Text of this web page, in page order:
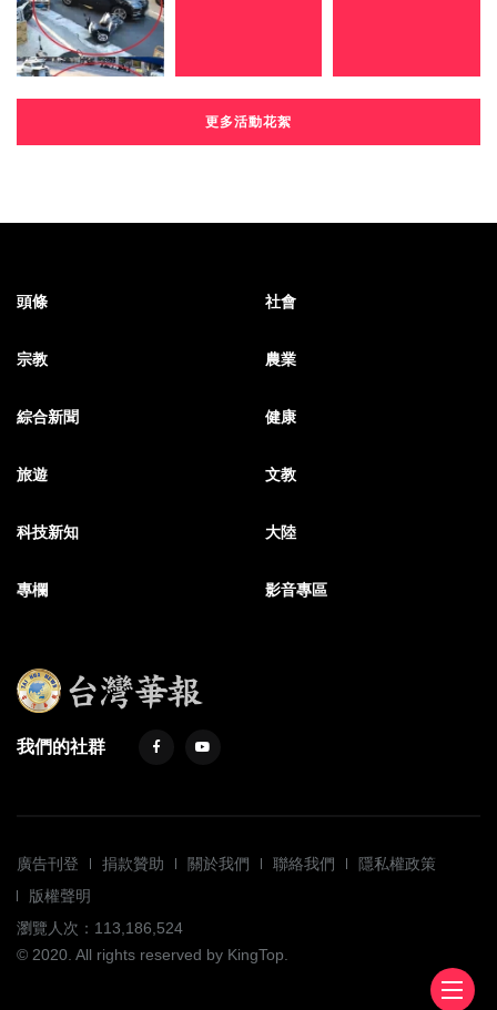
更多活動花絮
頭條 社會
宗教 農業
綜合新聞 健康
旅遊 文教
科技新知 大陸
專欄 影音專區
我們的社群
廣告刊登 捐款贊助 關於我們 聯絡我們
隱私權政策
版權聲明
瀏覽人次：113,186,524
© 2020. All rights reserved by KingTop.